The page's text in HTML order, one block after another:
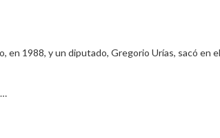
en 1988, y un diputado, Gregorio Urías, sacó en el